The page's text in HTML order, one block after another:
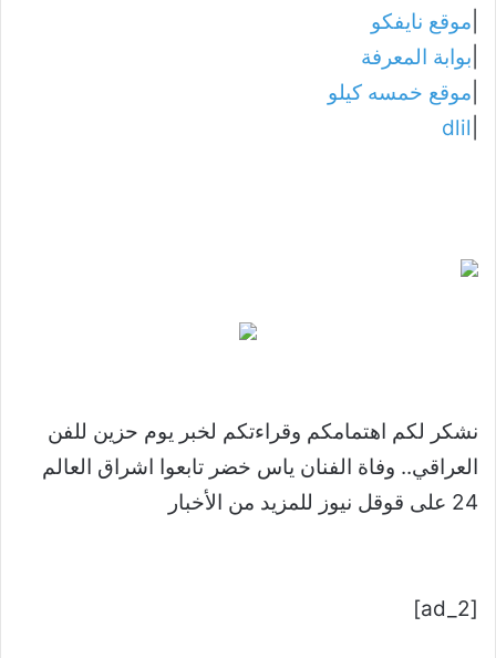
موقع نايفكو
بوابة المعرفة
موقع خمسه كيلو
dlil
نشكر لكم اهتمامكم وقراءتكم لخبر يوم حزين للفن
العراقي.. وفاة الفنان ياس خضر تابعوا اشراق العالم
24 على قوقل نيوز للمزيد من الأخبار
[ad_2]